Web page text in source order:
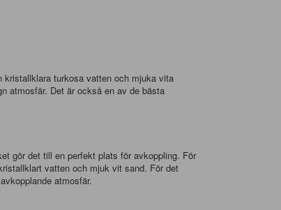
kristallklara turkosa vatten och mjuka vita
atmosfär. Det är också en av de bästa
gör det till en perfekt plats för avkoppling. För
vatten och mjuk vit sand. För det
atmosfär.